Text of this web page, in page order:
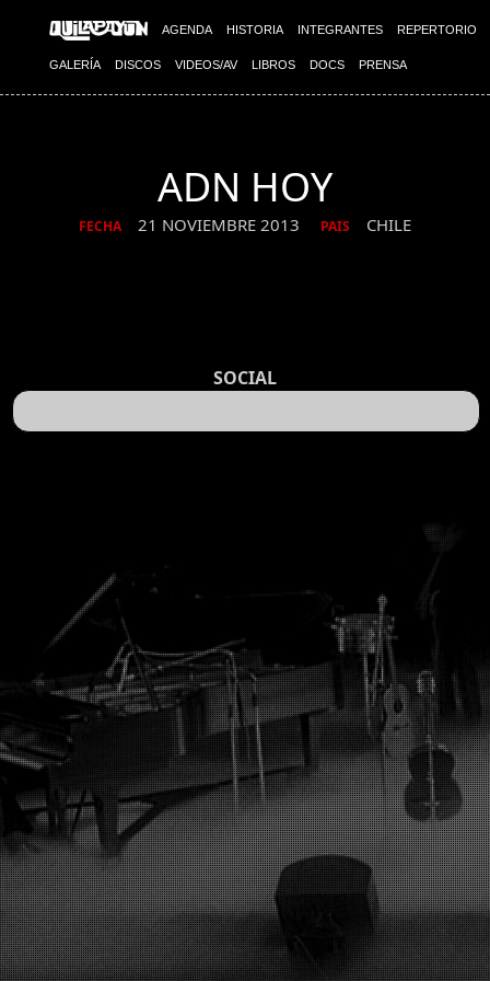
AGENDA HISTORIA INTEGRANTES REPERTORIO
GALERÍA DISCOS VIDEOS/AV LIBROS DOCS PRENSA
ADN HOY
FECHA 21 NOVIEMBRE 2013 PAIS CHILE
SOCIAL